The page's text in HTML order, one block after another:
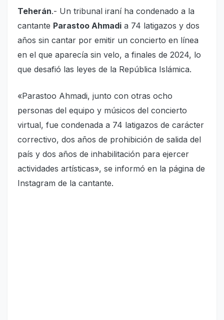
Teherán.- Un tribunal iraní ha condenado a la
cantante Parastoo Ahmadi a 74 latigazos y dos
años sin cantar por emitir un concierto en línea
en el que aparecía sin velo, a finales de 2024, lo
que desafió las leyes de la República Islámica.
«Parastoo Ahmadi, junto con otras ocho
personas del equipo y músicos del concierto
virtual, fue condenada a 74 latigazos de carácter
correctivo, dos años de prohibición de salida del
país y dos años de inhabilitación para ejercer
actividades artísticas», se informó en la página de
Instagram de la cantante.